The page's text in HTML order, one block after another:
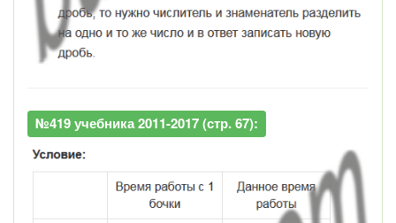
№419 учебника 2011-2017 (стр. 67):